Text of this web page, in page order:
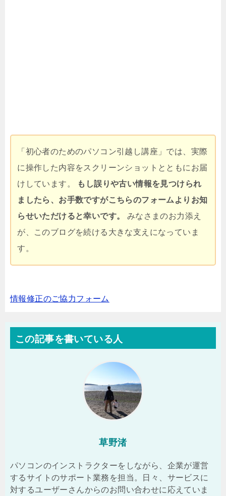
「初心者のためのパソコン引越し講座」では、実際
に操作した内容をスクリーンショットとともにお届
けしています。
もし誤りや古い情報を見つけられ
ましたら、お手数ですがこちらのフォームよりお知
らせいただけると幸いです。
みなさまのお力添え
が、このブログを続ける大きな支えになっていま
す。
情報修正のご協力フォーム
この記事を書いている人
草野渚
パソコンのインストラクターをしながら、企業が運営
するサイトのサポート業務を担当。日々、サービスに
対するユーザーさんからのお問い合わせに応えていま